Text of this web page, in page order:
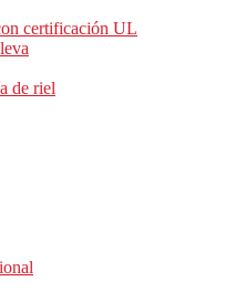
certificación UL
de riel